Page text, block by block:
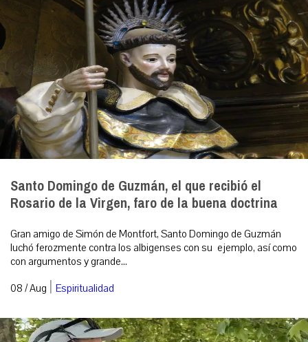
Santo Domingo de Guzmán, el que recibió el
Rosario de la Virgen, faro de la buena doctrina
Gran amigo de Simón de Montfort, Santo Domingo de Guzmán
luchó ferozmente contra los albigenses con su ejemplo, así como
con argumentos y grande...
08 / Aug | Espiritualidad